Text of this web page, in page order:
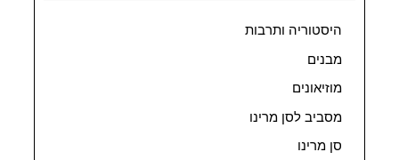
היסטוריה ותרבות
מבנים
מוזיאונים
מסביב לסן מרינו
סן מרינו